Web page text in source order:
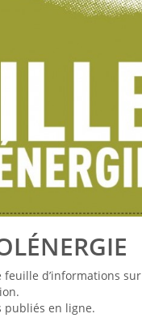
d’informations
publiés en ligne.